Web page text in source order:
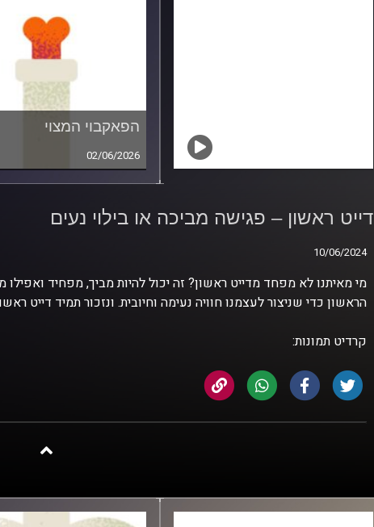
הפאקבוי המצוי
02/06/2026
דייט ראשון – פגישה מביכה או בילוי נעים
10/06/2024
מי מאיתנו לא מפחד מדייט ראשון? זה יכול להיות מביך, מפחיד
הראשון כדי שניצור לעצמנו חוויה נעימה וחיובית. ונזכור תמיד דייט
קרדיט תמונות: